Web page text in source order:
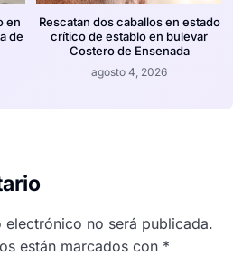
en
de
Rescatan dos caballos en estado
crítico de establo en bulevar
Costero de Ensenada
agosto 4, 2026
no será publicada.
están marcados con *